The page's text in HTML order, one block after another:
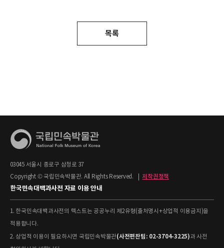
목록
03045 서울시 종로구 삼청로 37
Copyright © 국립민속박물관. All Rights Reserved.
저작권정책
한국민속대백과사전 자료 이용 안내
1. 한국민속대백과사전의 텍스트는 공공누리 제2유형(출처명시+상업적 이용금지)을
적용합니다.
2. 상업적 이용이 필요하시면 국립민속박물관(사전편찬팀: 02-3704-3225)과 사전